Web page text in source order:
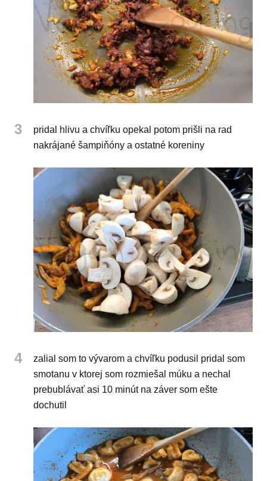
3
pridal hlivu a chvíľku opekal potom prišli na rad
nakrájané šampiňóny a ostatné koreniny
4
zalial som to vývarom a chvíľku podusil pridal som
smotanu v ktorej som rozmiešal múku a nechal
prebublávať asi 10 minút na záver som ešte
dochutil